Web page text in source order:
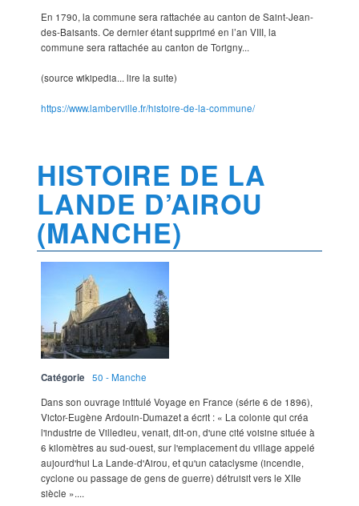
En 1790, la commune sera rattachée au canton de Saint-Jean-
des-Baisants. Ce dernier étant supprimé en l’an VIII, la
commune sera rattachée au canton de Torigny...
(source wikipedia... lire la suite)
https://www.lamberville.fr/histoire-de-la-commune/
HISTOIRE DE LA
LANDE D’AIROU
(MANCHE)
Catégorie
50 - Manche
Dans son ouvrage intitulé Voyage en France (série 6 de 1896),
Victor-Eugène Ardouin-Dumazet a écrit : « La colonie qui créa
l'industrie de Villedieu, venait, dit-on, d'une cité voisine située à
6 kilomètres au sud-ouest, sur l'emplacement du village appelé
aujourd'hui La Lande-d'Airou, et qu'un cataclysme (incendie,
cyclone ou passage de gens de guerre) détruisit vers le XIIe
siècle »....